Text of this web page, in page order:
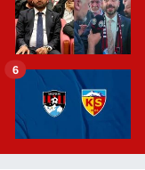
6